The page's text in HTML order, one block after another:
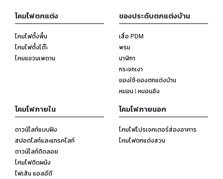
โคมไฟตกแต่ง
โคมไฟตั้งพื้น
โคมไฟตั้งโต๊ะ
โคมแขวนเพดาน
ของประดับตกแต่งบ้าน
เสื่อ PDM
พรม
นาฬิกา
กระจกเงา
ของใช้-ของตกแต่งบ้าน
หมอน | หมอนอิง
โคมไฟภายใน
ดาวน์ไลท์แบบฝัง
สปอตไลท์และแทรคไลท์
ดาวน์ไลท์ติดลอย
โคมไฟติดผนัง
ไฟเส้น แอลอีดี
โคมไฟภายนอก
โคมไฟโปรเจคเตอร์ส่องอาคาร
โคมไฟตกแต่งสวน